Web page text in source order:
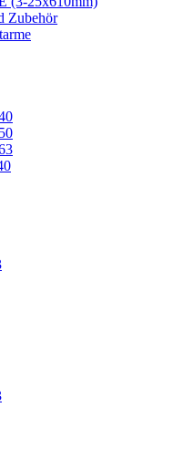
Zubehör